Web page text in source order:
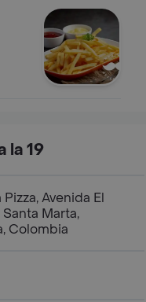
la 19
Avenida El
Marta,
Colombia